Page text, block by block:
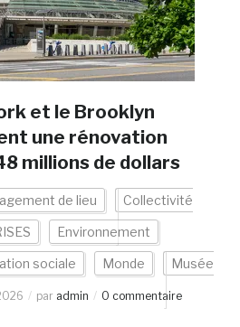
et le Brooklyn
une rénovation
millions de dollars
de lieu Collectivité
Environnement
sociale Monde Musée
par admin 0 commentaire